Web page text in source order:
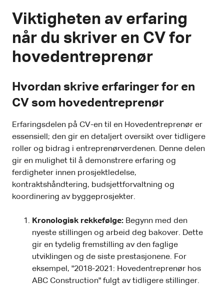
Viktigheten av erfaring
når du skriver en CV for
hovedentreprenør
Hvordan skrive erfaringer for en
CV som hovedentreprenør
Erfaringsdelen på CV-en til en Hovedentreprenør er
essensiell; den gir en detaljert oversikt over tidligere
roller og bidrag i entreprenørverdenen. Denne delen
gir en mulighet til å demonstrere erfaring og
ferdigheter innen prosjektledelse,
kontraktshåndtering, budsjettforvaltning og
koordinering av byggeprosjekter.
Kronologisk rekkefølge: Begynn med den
nyeste stillingen og arbeid deg bakover. Dette
gir en tydelig fremstilling av den faglige
utviklingen og de siste prestasjonene. For
eksempel, "2018-2021: Hovedentreprenør hos
ABC Construction" fulgt av tidligere stillinger.